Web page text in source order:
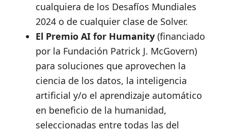
cualquiera de los Desafíos Mundiales
2024 o de cualquier clase de Solver.
El Premio AI for Humanity (financiado
por la Fundación Patrick J. McGovern)
para soluciones que aprovechen la
ciencia de los datos, la inteligencia
artificial y/o el aprendizaje automático
en beneficio de la humanidad,
seleccionadas entre todas las del